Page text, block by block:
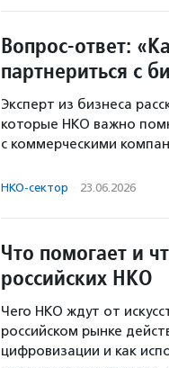
Вопрос-ответ:
партнериться с
Эксперт из бизнеса
которые НКО важно
с коммерческими
НКО-сектор · 23.06.2026
Что помогает и
российских НКО
Чего НКО ждут от
российском рынке
цифровизации и как